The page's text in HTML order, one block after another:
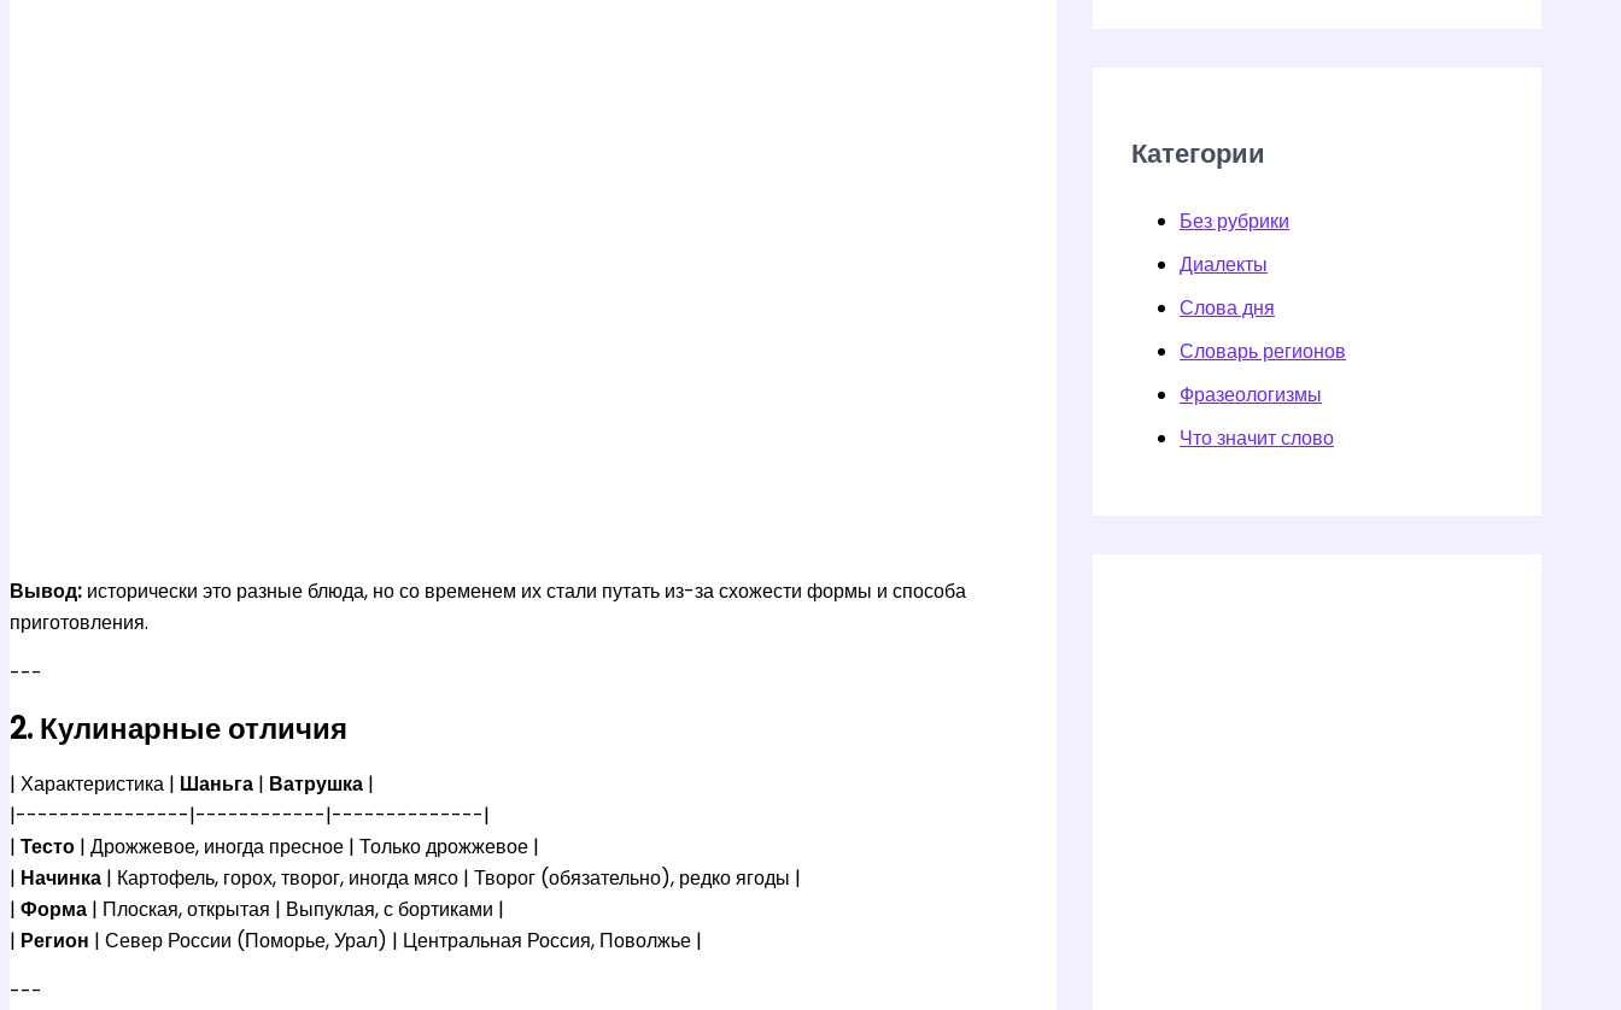
Вывод: исторически это разные блюда, но со временем их стали путать из-за схожести формы и способа
приготовления.
---
2. Кулинарные отличия
| Характеристика | Шаньга | Ватрушка |
|----------------|------------|--------------|
| Тесто | Дрожжевое, иногда пресное | Только дрожжевое |
| Начинка | Картофель, горох, творог, иногда мясо | Творог (обязательно), редко ягоды |
| Форма | Плоская, открытая | Выпуклая, с бортиками |
| Регион | Север России (Поморье, Урал) | Центральная Россия, Поволжье |
---
Категории
Без рубрики
Диалекты
Слова дня
Словарь регионов
Фразеологизмы
Что значит слово